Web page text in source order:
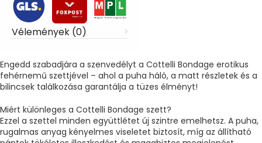
Vélemények (0)
Engedd szabadjára a szenvedélyt a Cottelli Bondage erotikus
fehérnemű szettjével – ahol a puha háló, a matt részletek és a
bilincsek találkozása garantálja a tüzes élményt!
Miért különleges a Cottelli Bondage szett?
Ezzel a szettel minden együttlétet új szintre emelhetsz. A puha,
rugalmas anyag kényelmes viseletet biztosít, míg az állítható